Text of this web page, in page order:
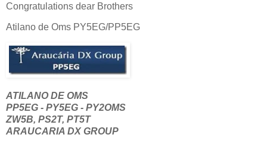
Congratulations dear Brothers
Atilano de Oms PY5EG/PP5EG
ATILANO DE OMS
PP5EG - PY5EG - PY2OMS
ZW5B, PS2T, PT5T
ARAUCARIA DX GROUP